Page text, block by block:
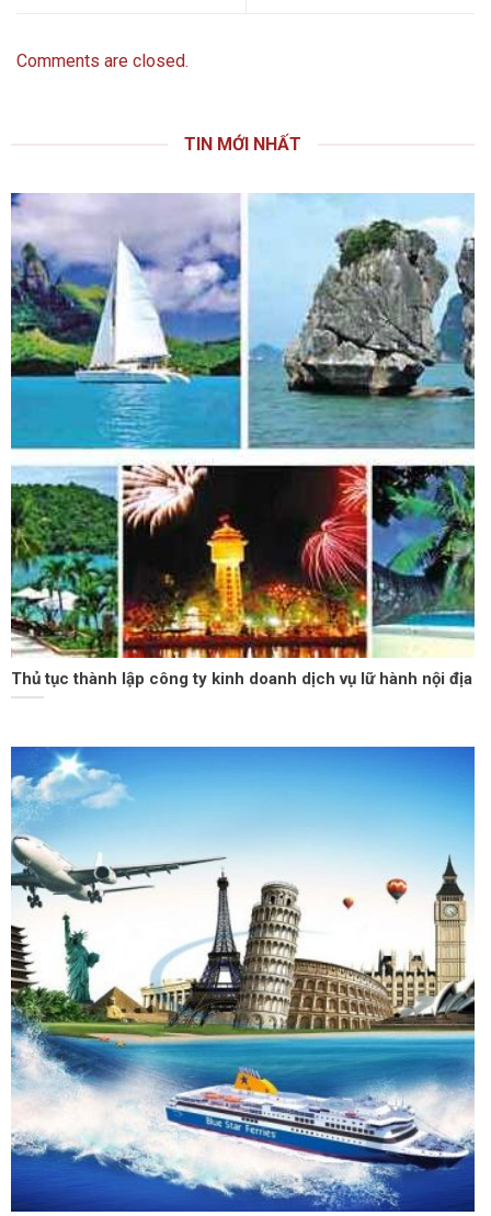
Comments are closed.
TIN MỚI NHẤT
Thủ tục thành lập công ty kinh doanh dịch vụ lữ hành nội địa